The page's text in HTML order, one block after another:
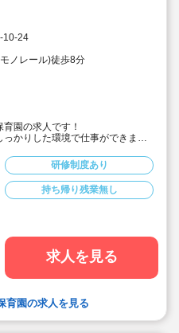
10-24
ノレール)徒歩8分
園の求人です！
かりした環境で仕事ができま
きる貴重な機会です。
イム、フルシフトの求人です。
研修制度あり
持ち帰り残業無し
求人を見る
育園の求人を見る